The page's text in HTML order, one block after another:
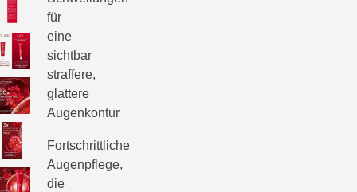
für
eine
sichtbar
straffere,
glattere
Augenkontur
Fortschrittliche
Augenpflege,
die